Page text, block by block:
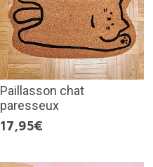
Paillasson chat
paresseux
17,95€